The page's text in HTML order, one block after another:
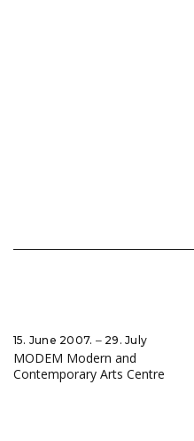
15. June 2007. ‒ 29. July
MODEM Modern and
Contemporary Arts Centre